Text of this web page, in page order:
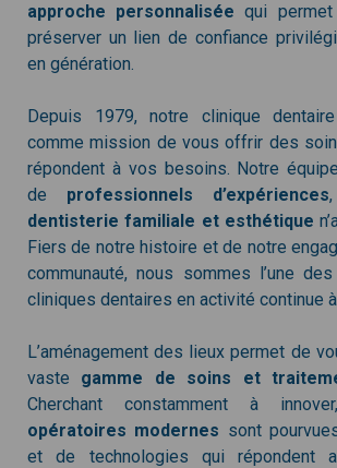
approche personnalisée qui
préserver un lien de confiance
en génération.
Depuis 1979, notre clinique
comme mission de vous offrir des
répondent à vos besoins. Notre
de professionnels d’expériences
dentisterie familiale et esthétique
Fiers de notre histoire et de notre
communauté, nous sommes l’une
cliniques dentaires en activité continue
L’aménagement des lieux permet de
vaste gamme de soins et
Cherchant constamment à
opératoires modernes sont
et de technologies qui répondent